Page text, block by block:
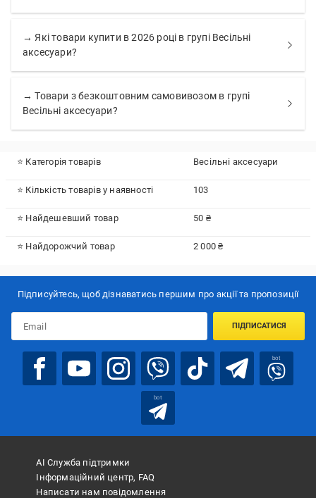
→ Які товари купити в 2026 році в групі Весільні
аксесуари?
→ Товари з безкоштовним самовивозом в групі
Весільні аксесуари?
⭐ Категорія товарів Весільні аксесуари
⭐ Кількість товарів у наявності 103
⭐ Найдешевший товар 50 ₴
⭐ Найдорожчий товар 2 000 ₴
Підписуйтесь, щоб дізнаватись першим про акції та пропозиції
ПІДПИСАТИСЯ
bot
bot
АІ Служба підтримки
Інформаційний центр, FAQ
Написати нам повідомлення